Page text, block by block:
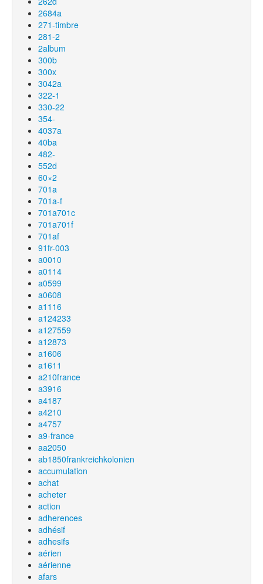
2684a
271-timbre
281-2
2album
300b
300x
3042a
322-1
330-22
354-
4037a
40ba
482-
552d
60×2
701a
701a-f
701a701c
701a701f
701af
91fr-003
a0010
a0114
a0599
a0608
a1116
a124233
a127559
a12873
a1606
a1611
a210france
a3916
a4187
a4210
a4757
a9-france
aa2050
ab1850frankreichkolonien
accumulation
achat
acheter
action
adherences
adhésif
adhesifs
aérien
aérienne
afars